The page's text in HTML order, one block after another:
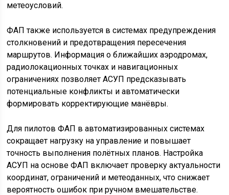
метеоусловий.
ФАП также используется в системах предупреждения
столкновений и предотвращения пересечения
маршрутов. Информация о ближайших аэродромах,
радиолокационных точках и навигационных
ограничениях позволяет АСУП предсказывать
потенциальные конфликты и автоматически
формировать корректирующие манёвры.
Для пилотов ФАП в автоматизированных системах
сокращает нагрузку на управление и повышает
точность выполнения полётных планов. Настройка
АСУП на основе ФАП включает проверку актуальности
координат, ограничений и метеоданных, что снижает
вероятность ошибок при ручном вмешательстве.